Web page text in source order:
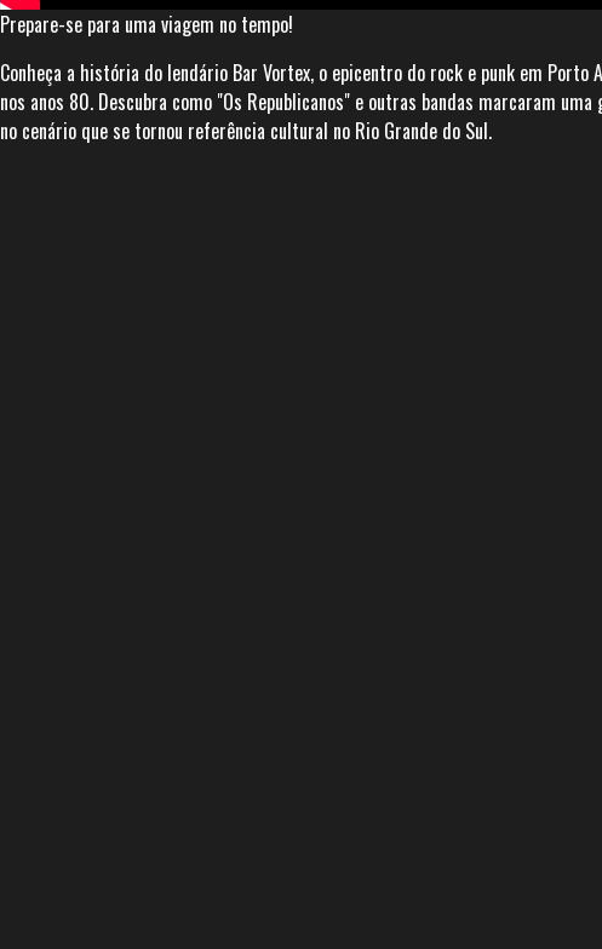
Prepare-se para uma viagem no tempo!
Conheça a história do lendário Bar Vortex, o epicentro do rock e punk em Porto
nos anos 80. Descubra como "Os Republicanos" e outras bandas marcaram uma
no cenário que se tornou referência cultural no Rio Grande do Sul.